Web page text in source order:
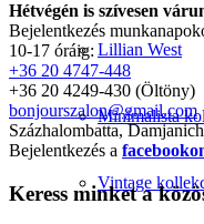
Lillian West
Minimalista
Vintage
Hétvégén is szívesen
Bejelentkezés
10-17 óráig:
+36 20 4747-448
+36 20 4249-430 (Öltöny)
bonjourszalon@gmail.com
Százhalombatta,
Bejelentkezés a
Keress minket a